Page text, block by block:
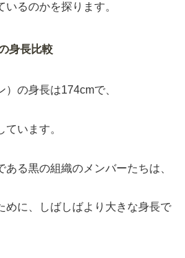
るのかを探ります。
身長比較
の身長は174cmで、
います。
る黒の組織のメンバーたちは、
めに、しばしばより大きな身長で